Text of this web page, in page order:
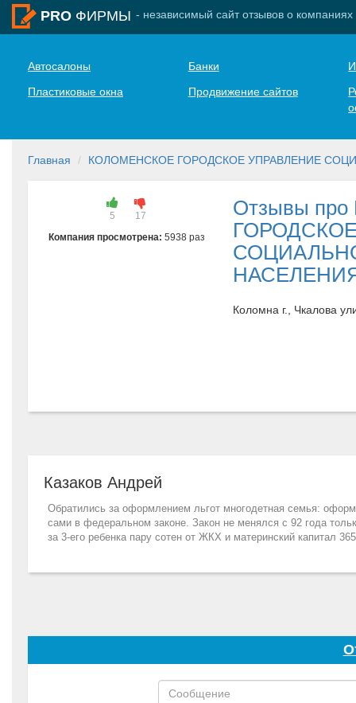
PRO ФИРМЫ - независимый сайт отзывов о компаниях
Автосалоны Банки
Пластиковые окна
Продвижение сайтов
Главная КОЛОМЕНСКОЕ ГОРОДСКОЕ УПРАВЛЕНИЕ
5
17
Компания просмотрена: 5938 раз
Отзывы
Коломна г., Чкалова
Казаков Андрей
Обратились за оформлением льгот многодетная семья:
сами в федеральном законе. Закон не менялся с 92 года
за 3-его ребенка пару сотен от ЖКХ и материнский капитал